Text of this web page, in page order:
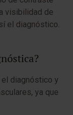
visibilidad de
el diagnóstico.
el diagnóstico y
ya que